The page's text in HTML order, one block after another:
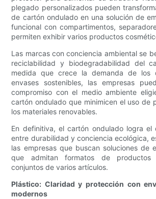
plegado personalizados pueden
de cartón ondulado en una solución de
funcional con compartimentos,
permiten exhibir varios productos
Las marcas con conciencia ambiental se
reciclabilidad y biodegradabilidad del
medida que crece la demanda de los
envases sostenibles, las empresas
compromiso con el medio ambiente
cartón ondulado que minimicen el uso de
los materiales renovables.
En definitiva, el cartón ondulado logra el
entre durabilidad y conciencia ecológica,
las empresas que buscan soluciones de
que admitan formatos de
conjuntos de varios artículos.
Plástico: Claridad y protección con
modernos